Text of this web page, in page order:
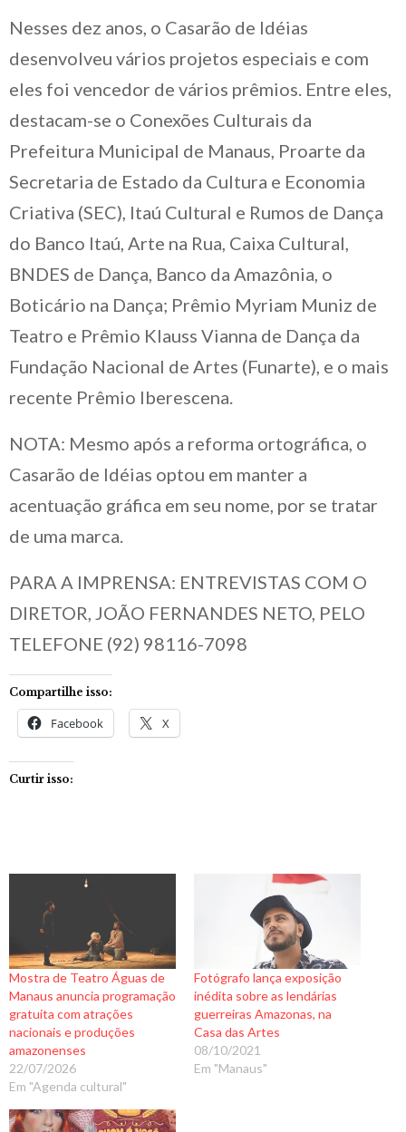
Nesses dez anos, o Casarão de Idéias
desenvolveu vários projetos especiais e com
eles foi vencedor de vários prêmios. Entre eles,
destacam-se o Conexões Culturais da
Prefeitura Municipal de Manaus, Proarte da
Secretaria de Estado da Cultura e Economia
Criativa (SEC), Itaú Cultural e Rumos de Dança
do Banco Itaú, Arte na Rua, Caixa Cultural,
BNDES de Dança, Banco da Amazônia, o
Boticário na Dança; Prêmio Myriam Muniz de
Teatro e Prêmio Klauss Vianna de Dança da
Fundação Nacional de Artes (Funarte), e o mais
recente Prêmio Iberescena.
NOTA: Mesmo após a reforma ortográfica, o
Casarão de Idéias optou em manter a
acentuação gráfica em seu nome, por se tratar
de uma marca.
PARA A IMPRENSA: ENTREVISTAS COM O
DIRETOR, JOÃO FERNANDES NETO, PELO
TELEFONE (92) 98116-7098
Compartilhe isso:
Facebook X
Curtir isso:
Mostra de Teatro Águas de
Manaus anuncia programação
gratuita com atrações
nacionais e produções
amazonenses
22/07/2026
Em "Agenda cultural"
Fotógrafo lança exposição
inédita sobre as lendárias
guerreiras Amazonas, na
Casa das Artes
08/10/2021
Em "Manaus"